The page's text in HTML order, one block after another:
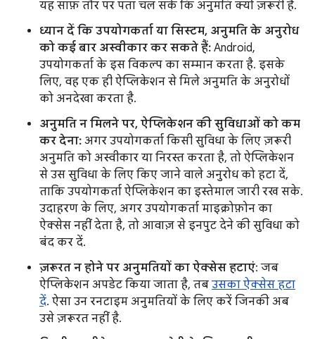
यह साफ़ तौर पर पता चल सके कि अनुमति क्यों ज़रूरी है.
ध्यान दें कि उपयोगकर्ता या सिस्टम, अनुमति के अनुरोध
को कई बार अस्वीकार कर सकते हैं: Android,
उपयोगकर्ता के इस विकल्प का सम्मान करता है. इसके
लिए, वह एक ही ऐप्लिकेशन से मिले अनुमति के अनुरोधों
को अनदेखा करता है.
अनुमति न मिलने पर, ऐप्लिकेशन की सुविधाओं को कम
कर देना: अगर उपयोगकर्ता किसी सुविधा के लिए ज़रूरी
अनुमति को अस्वीकार या निरस्त करता है, तो ऐप्लिकेशन
से उस सुविधा के लिए किए जाने वाले अनुरोध को हटा दें,
ताकि उपयोगकर्ता ऐप्लिकेशन का इस्तेमाल जारी रख सके.
उदाहरण के लिए, अगर उपयोगकर्ता माइक्रोफ़ोन का
ऐक्सेस नहीं देता है, तो आवाज़ से इनपुट देने की सुविधा को
बंद कर दें.
ज़रूरत न होने पर अनुमतियों का ऐक्सेस हटाएं: जब
ऐप्लिकेशन अपडेट किया जाता है, तब उसका ऐक्सेस हटा
दें. ऐसा उन रनटाइम अनुमतियों के लिए करें जिनकी अब
उसे ज़रूरत नहीं है.